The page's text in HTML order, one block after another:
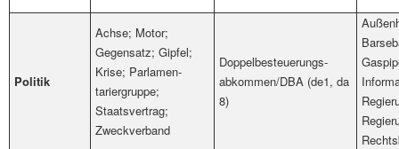
Politik
Achse; Motor;
Gegensatz; Gipfel;
Krise; Parlamen-
tariergruppe;
Staatsvertrag;
Zweckverband
Doppelbesteuerungs-
abkommen/DBA (de1, da
8)